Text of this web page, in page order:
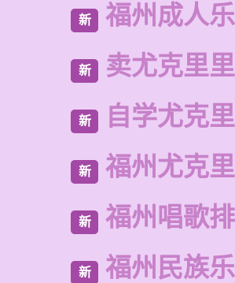
新 福州成人
新 卖尤克里
新 自学尤克
新 福州尤克
新 福州唱歌
新 福州民族